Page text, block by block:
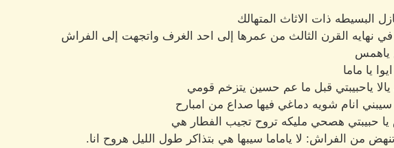
البسيطه ذات الاثاث المتهالك
نهايه القرن الثالث من عمرها إلى احد الغرف واتجهت إلى الفراش
ياهمس
يا ماما
ياحبيبتي قبل ما عم حسين يتزخم قومي
انام شويه دماغي فيها صداع من امبارح
حبيبتي هصحي مليكه تروح تجيب الفطار هي
من الفراش: لا ياماما سيبها هي بتذاكر طول الليل هروح انا.